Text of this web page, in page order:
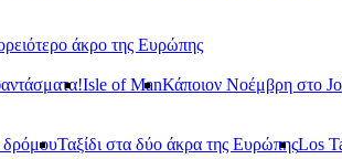
άκρο της Ευρώπης
Isle of ManΚάποιον Νοέμβρη στο
δρόμουΤαξίδι στα δύο άκρα της ΕυρώπηςLos